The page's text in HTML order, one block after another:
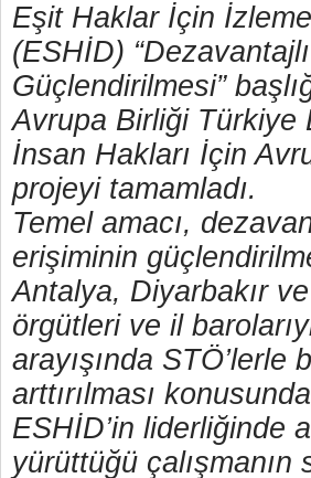
Eşit Haklar İçin
(ESHİD)
Güçlendirilmesi”
Avrupa Birliği Türkiye
İnsan Hakları İçin
projeyi tamamladı.
Temel amacı,
erişiminin
Antalya, Diyarbakır
örgütleri ve il
arayışında
arttırılması
ESHİD’in liderliğinde
yürüttüğü